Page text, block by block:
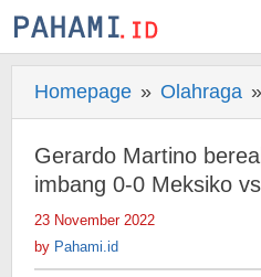
Skip
to
Homepage » Olahraga »
Gerardo Martino
imbang 0-0 Meksiko
23 November 2022
by Pahami.id